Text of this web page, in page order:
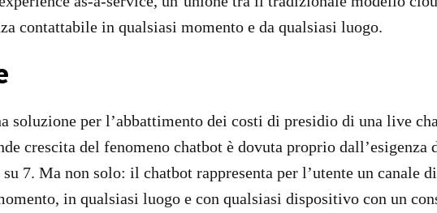
contattabile in qualsiasi momento e da qualsiasi luogo.
soluzione per l’abbattimento dei costi di presidio di una live
crescita del fenomeno chatbot è dovuta proprio dall’esigenza
7. Ma non solo: il chatbot rappresenta per l’utente un canale
in qualsiasi luogo e con qualsiasi dispositivo con un